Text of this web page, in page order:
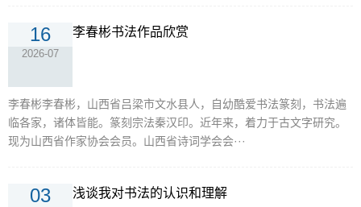
16
2026-07
李春彬书法作品欣赏
李春彬李春彬，山西省吕梁市文水县人，自幼酷爱书法篆刻，书法遍
临各家，诸体皆能。篆刻宗法秦汉印。近年来，着力于古文字研究。
现为山西省作家协会会员。山西省诗词学会会···
03 浅谈我对书法的认识和理解